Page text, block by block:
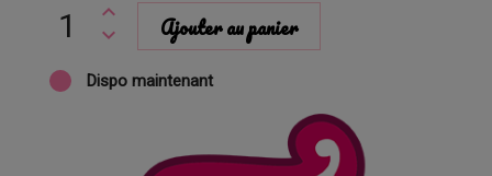
Ajouter au panier
Dispo maintenant